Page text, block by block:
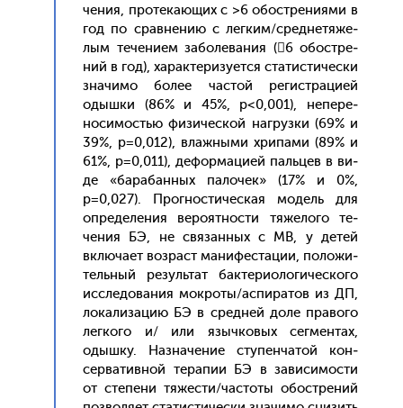
чения, про­тека­ющих с >6 обос­тре­ни­ями в
год по срав­не­нию с лег­ким/сред­не­тяже­
лым те­чени­ем за­боле­вания (6 обос­тре­
ний в год), ха­рак­те­ризу­ет­ся ста­тис­ти­чес­ки
зна­чимо бо­лее час­той ре­гис­тра­ци­ей
одыш­ки (86% и 45%, р<0,001), не­пере­
носи­мостью фи­зичес­кой наг­рузки (69% и
39%, р=0,012), влаж­ны­ми хри­пами (89% и
61%, р=0,011), де­фор­ма­ци­ей паль­цев в ви­
де «ба­рабан­ных па­лочек» (17% и 0%,
р=0,027). Прог­ности­чес­кая мо­дель для
оп­ре­деле­ния ве­ро­ят­ности тя­жело­го те­
чения БЭ, не свя­зан­ных с МВ, у де­тей
вклю­ча­ет воз­раст ма­нифес­та­ции, по­ложи­
тель­ный ре­зуль­тат бак­те­ри­оло­гичес­ко­го
ис­сле­дова­ния мок­ро­ты/ас­пи­ратов из ДП,
ло­кали­зацию БЭ в сред­ней до­ле пра­вого
лег­ко­го и/ или языч­ко­вых сег­ментах,
одыш­ку. Наз­на­чение сту­пен­ча­той кон­
серва­тив­ной те­рапии БЭ в за­виси­мос­ти
от сте­пени тя­жес­ти/час­то­ты обос­тре­ний